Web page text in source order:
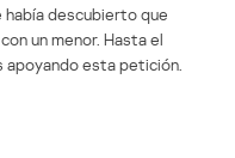
descubierto que
un menor. Hasta el
esta petición.